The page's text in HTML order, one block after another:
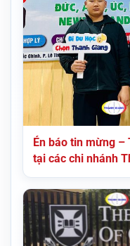
Én báo tin mừng
tại các chi nhánh